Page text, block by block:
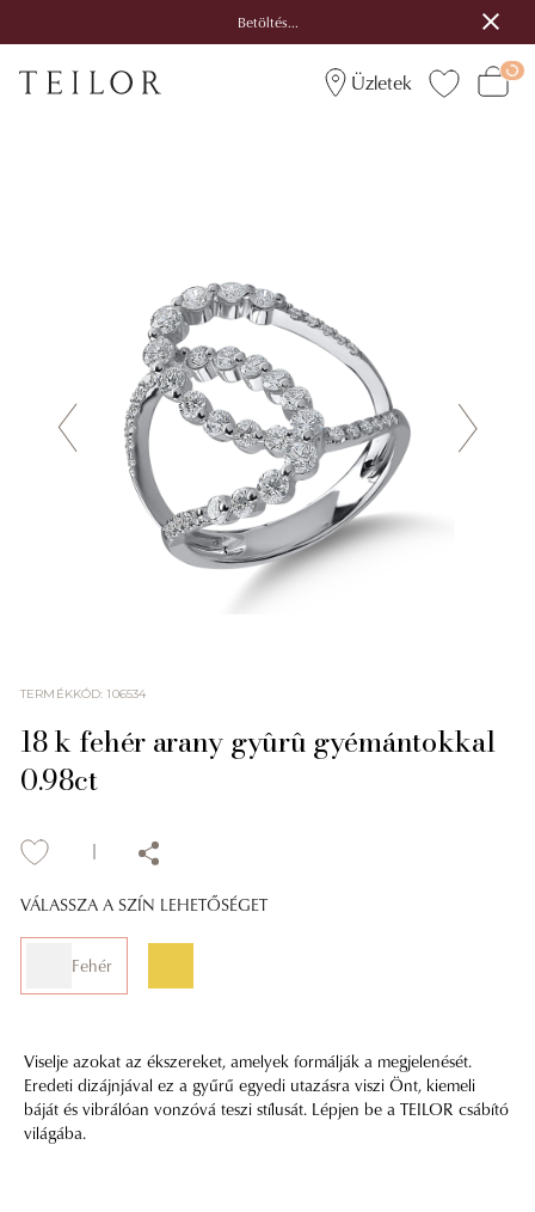
Betöltés...
Üzletek
TERMÉKKÓD:106534
18 k fehér arany gyûrû gyémántokkal
0.98ct
VÁLASSZA A SZÍN LEHETŐSÉGET
Fehér
Viselje azokat az ékszereket, amelyek formálják a megjelenését.
Eredeti dizájnjával ez a gyűrű egyedi utazásra viszi Önt, kiemeli
báját és vibrálóan vonzóvá teszi stílusát. Lépjen be a TEILOR csábító
világába.